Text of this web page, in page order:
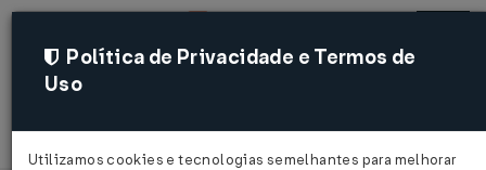
Acessar
Política de Privacidade e Termos de
Uso
Utilizamos cookies e tecnologias semelhantes para melhorar